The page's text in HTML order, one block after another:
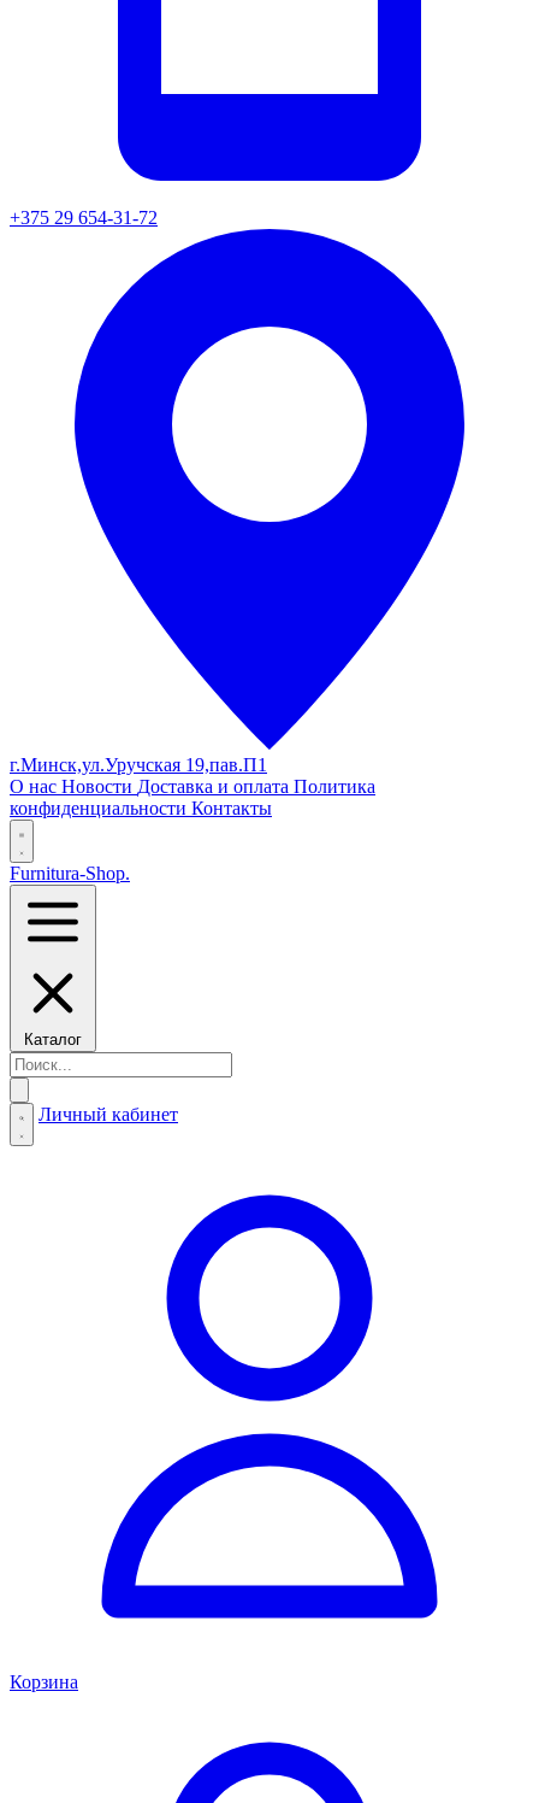
+375 29 654-31-72
г.Минск,ул.Уручская 19,пав.П1
О нас Новости Доставка и оплата Политика
конфиденциальности Контакты
Furnitura-Shop.
Каталог
Личный кабинет
Корзина